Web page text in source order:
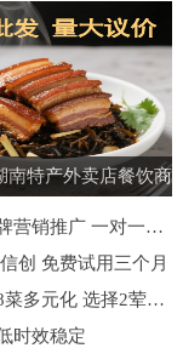
南特产外卖店餐饮商
扣肉饭店即食预制菜
180g
海外媒体发稿 餐饮品牌媒体新闻报道 品牌营销推广 一对一专人服务
创 免费试用三个月
惠州市饭堂外包 味莱餐饮管理公司 提供8菜多元化 选择2荤1素汤米饭
时效稳定